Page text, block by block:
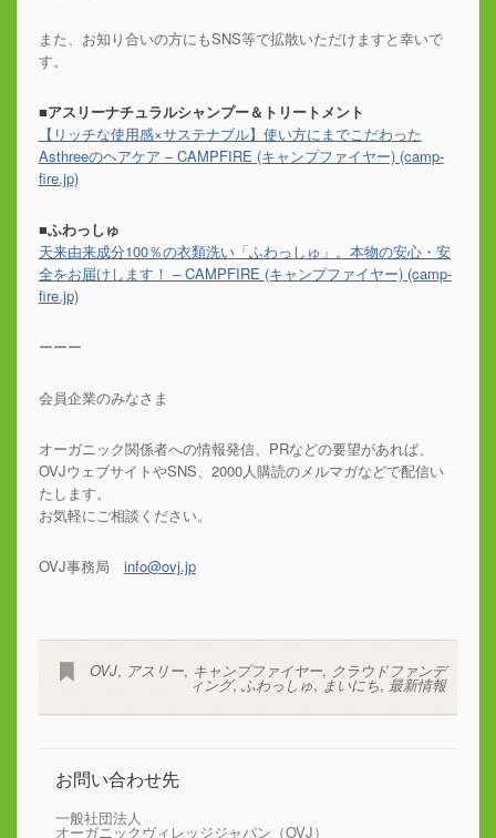
また、お知り合いの方にもSNS等で拡散いただけますと幸いで
す。
■アスリーナチュラルシャンプー＆トリートメント
【リッチな使用感×サステナブル】使い方にまでこだわった
Asthreeのヘアケア – CAMPFIRE (キャンプファイヤー) (camp-
fire.jp)
■ふわっしゅ
天来由来成分100％の衣類洗い「ふわっしゅ」。本物の安心・安
全をお届けします！ – CAMPFIRE (キャンプファイヤー) (camp-
fire.jp)
ーーー
会員企業のみなさま
オーガニック関係者への情報発信、PRなどの要望があれば、
OVJウェブサイトやSNS、2000人購読のメルマガなどで配信い
たします。
お気軽にご相談ください。
OVJ事務局 info@ovj.jp
OVJ, アスリー, キャンプファイヤー, クラウドファンデ
ィング,ふわっしゅ, まいにち,最新情報
お問い合わせ先
一般社団法人
オーガニックヴィレッジジャパン（OVJ）